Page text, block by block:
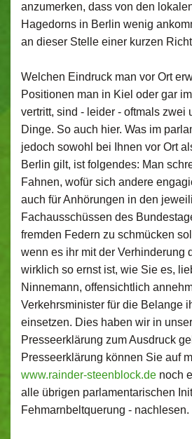
anzumerken, dass von den
Hagedorns in Berlin wenig
an dieser Stelle einer kurzen
Welchen Eindruck man vor Ort
Positionen man in Kiel oder gar
vertritt, sind - leider - oftmals zwei
Dinge. So auch hier. Was im
jedoch sowohl bei Ihnen vor Ort
Berlin gilt, ist folgendes: Man
Fahnen, wofür sich andere
auch für Anhörungen in den
Fachausschüssen des
fremden Federn zu schmücken
wenn es ihr mit der Verhinderung
wirklich so ernst ist, wie Sie es,
Ninnemann, offensichtlich
Verkehrsminister für die Belange
einsetzen. Dies haben wir in
Presseerklärung zum Ausdruck
Presseerklärung können Sie auf
www.rainder-steenblock.de noch
alle übrigen parlamentarischen
Fehmarnbeltquerung - nachlesen.